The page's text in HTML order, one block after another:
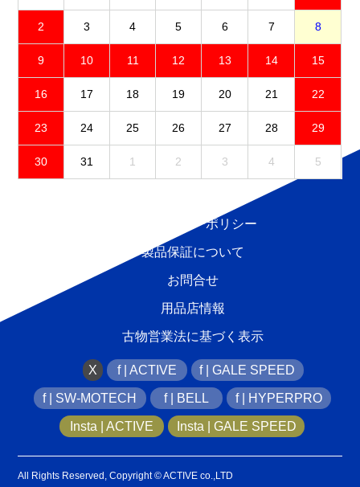
2 3 4 5 6 7 8
9 10 11 12 13 14 15
16 17 18 19 20 21 22
23 24 25 26 27 28 29
30 31 1 2 3 4 5
プライバシーポリシー
製品保証について
お問合せ
用品店情報
古物営業法に基づく表示
X f | ACTIVE f | GALE SPEED
f | SW-MOTECH f | BELL f | HYPERPRO
Insta | ACTIVE Insta | GALE SPEED
All Rights Reserved, Copyright © ACTIVE co.,LTD